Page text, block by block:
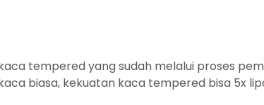
tempered yang sudah melalui proses
biasa, kekuatan kaca tempered bisa 5x